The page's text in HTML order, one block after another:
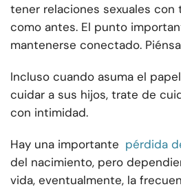
tener relaciones sexuales con
como antes. El punto
mantenerse conectado.
Incluso cuando asuma el
cuidar a sus hijos, trate de
con intimidad.
Hay una importante pérdida
del nacimiento, pero
vida, eventualmente, la